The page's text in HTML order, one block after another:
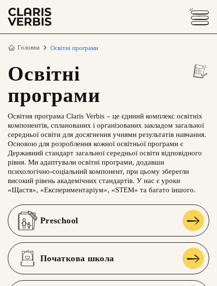
Головна Освітні програми
Освітні
програми
Освітня програма Claris Verbis – це єдиний комплекс освітніх
компонентів, спланованих і організованих закладом загальної
середньої освіти для досягнення учнями результатів навчання.
Основою для розроблення кожної освітньої програми є
Державний стандарт загальної середньої освіти відповідного
рівня. Ми адаптували освітні програми, додавши
психологічно-соціальний компонент, при цьому зберегли
високий рівень академічних стандартів. У нас є уроки
«Щастя», «Експериментаріум», «STEM» та багато іншого.
Preschool
Початкова школа